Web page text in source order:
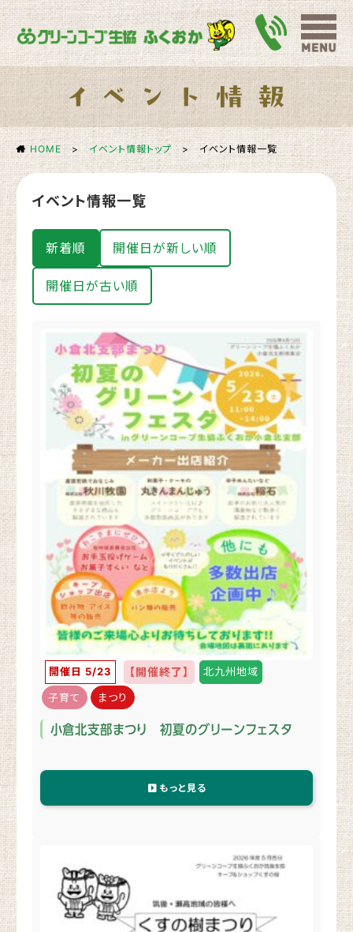
HOME >イベント情報トップ >イベント情報一覧
イベント情報一覧
新着順 開催日が新しい順
開催日が古い順
開催日 5/23 【開催終了】 北九州地域
子育て まつり
小倉北支部まつり 初夏のグリーンフェスタ
もっと見る